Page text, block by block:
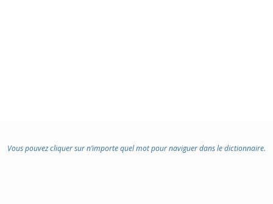
Vous pouvez cliquer sur n’importe quel mot pour naviguer dans le dictionnaire.